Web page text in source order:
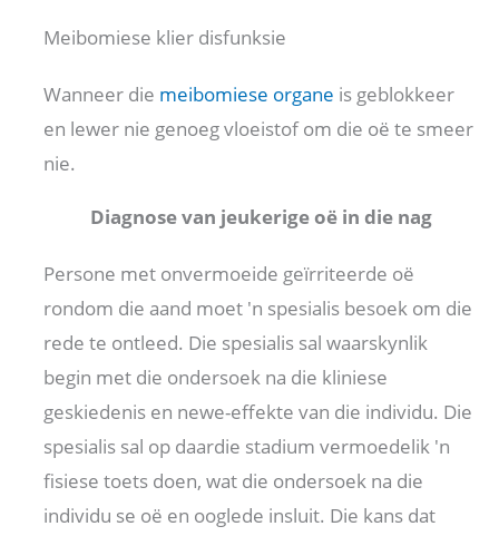
Meibomiese klier disfunksie
Wanneer die meibomiese organe is geblokkeer
en lewer nie genoeg vloeistof om die oë te smeer
nie.
Diagnose van jeukerige oë in die nag
Persone met onvermoeide geïrriteerde oë
rondom die aand moet 'n spesialis besoek om die
rede te ontleed. Die spesialis sal waarskynlik
begin met die ondersoek na die kliniese
geskiedenis en newe-effekte van die individu. Die
spesialis sal op daardie stadium vermoedelik 'n
fisiese toets doen, wat die ondersoek na die
individu se oë en ooglede insluit. Die kans dat